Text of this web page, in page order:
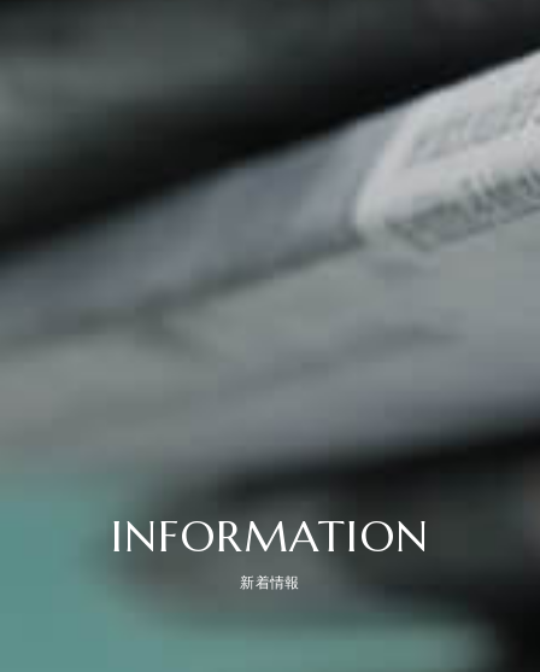
INFORMATION
新着情報